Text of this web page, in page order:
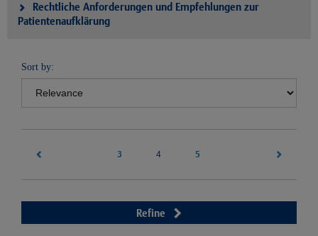
Rechtliche Anforderungen und Empfehlungen zur
Patientenaufklärung
Sort by:
3 4(current) 5
Refine